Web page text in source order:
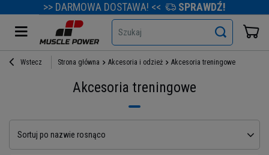
>> DARMOWA DOSTAWA! << SPRAWDŹ!
Szukaj
Wstecz Strona główna Akcesoria i odzież Akcesoria treningowe
Akcesoria treningowe
Sortuj po nazwie rosnąco